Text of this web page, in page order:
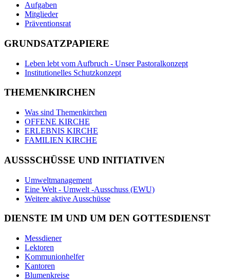
Aufgaben
Mitglieder
Präventionsrat
GRUNDSATZPAPIERE
Leben lebt vom Aufbruch - Unser Pastoralkonzept
Institutionelles Schutzkonzept
THEMENKIRCHEN
Was sind Themenkirchen
OFFENE KIRCHE
ERLEBNIS KIRCHE
FAMILIEN KIRCHE
AUSSSCHÜSSE UND INITIATIVEN
Umweltmanagement
Eine Welt - Umwelt -Ausschuss (EWU)
Weitere aktive Ausschüsse
DIENSTE IM UND UM DEN GOTTESDIENST
Messdiener
Lektoren
Kommunionhelfer
Kantoren
Blumenkreise